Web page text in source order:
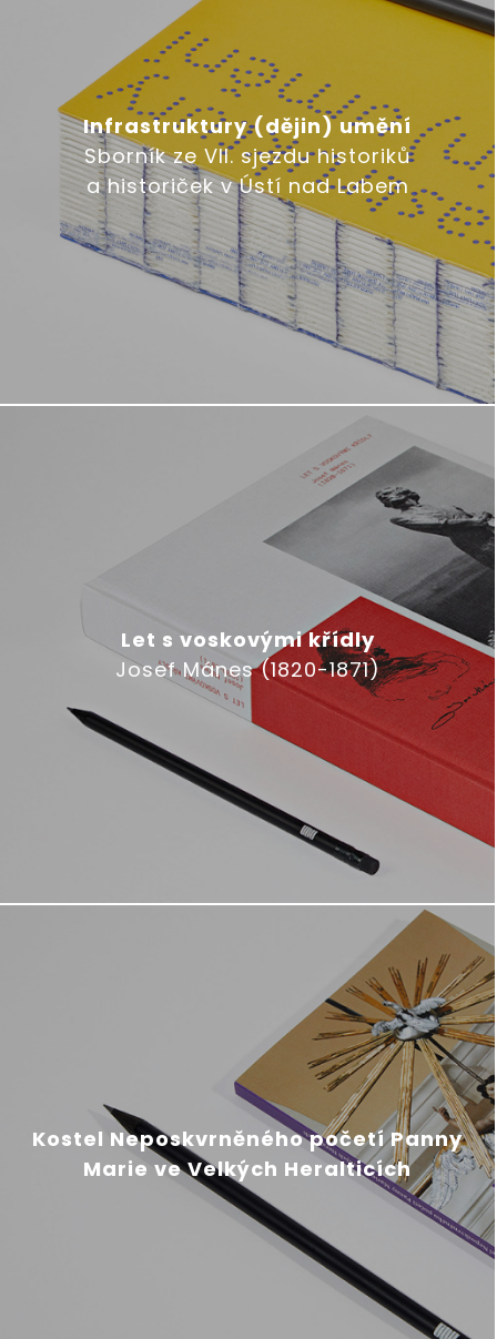
Infrastruktury (dějin) umění
Sborník ze VII. sjezdu historiků
a historiček v Ústí nad Labem
Let s voskovými křídly
Josef Mánes (1820-1871)
Kostel Neposkvrněného početí Panny
Marie ve Velkých Heralticích